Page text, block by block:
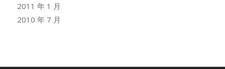
2011 年 1 月
2010 年 7 月